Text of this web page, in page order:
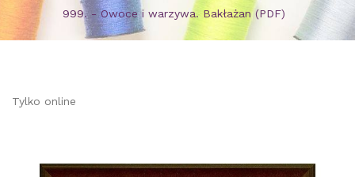
999. - Owoce i warzywa. Bakłażan (PDF)
Tylko online